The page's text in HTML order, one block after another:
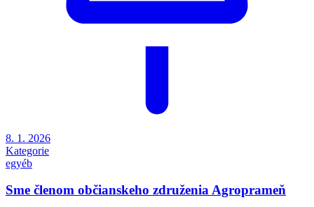
8. 1. 2026
Kategorie
egyéb
Sme členom občianskeho združenia Agroprameň